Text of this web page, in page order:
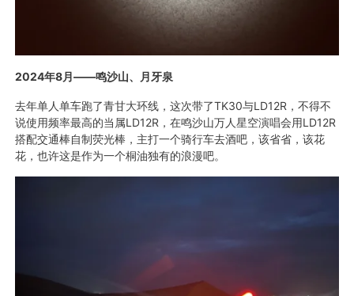
2024年8月——鸣沙山、月牙泉
去年单人单车跑了青甘大环线，这次带了TK30与LD12R，不得不
说使用频率最高的当属LD12R，在鸣沙山万人星空演唱会用LD12R
搭配交通棒自制荧光棒，主打一个骑行车去酒吧，该省省，该花
花，也许这是作为一个桐油独有的浪漫吧。